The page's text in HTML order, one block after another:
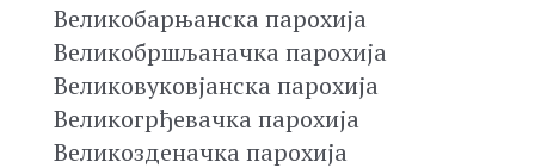
Великобарњанска парохија
Великобршљаначка парохија
Великовуковјанска парохија
Великогрђевачка парохија
Великозденачка парохија